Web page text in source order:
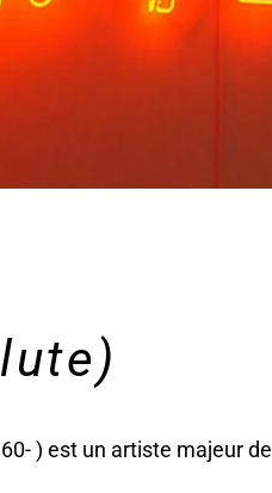
) est un artiste majeur de